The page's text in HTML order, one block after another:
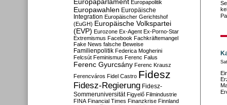
Europapolitik
Europawahlen Europäische
Integration Europäischer Gerichtshof
(EuGH) Europäische Volkspartei
(EVP) Eurozone Ex-Agent Ex-Porno-Star
Extremismus Facebook Fachkräftemangel
Fake News falsche Beweise
Familienpolitik Federica Mogherini
Felcsút Feminismus Ferenc Falus
Ferenc Gyurcsány Ferenc Krausz
Ferencváros Fidel Castro Fidesz
Fidesz-Regierung Fidesz-
Sommeruniversität Figyelő Filmindustrie
FINA Financial Times Finanzkrise Finnland